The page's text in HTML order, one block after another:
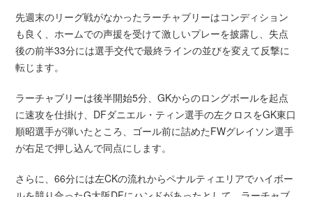
先週末のリーグ戦がなかったラーチャブリーはコンディション
も良く、ホームでの声援を受けて激しいプレーを披露し、失点
後の前半33分には選手交代で最終ラインの並びを変えて反撃に
転じます。
ラーチャブリーは後半開始5分、GKからのロングボールを起点
に速攻を仕掛け、DFダニエル・ティン選手の左クロスをGK東口
順昭選手が弾いたところ、ゴール前に詰めたFWグレイソン選手
が右足で押し込んで同点にします。
さらに、66分には左CKの流れからペナルティエリアでハイボー